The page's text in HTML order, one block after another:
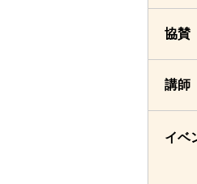
協賛
講師
イベ